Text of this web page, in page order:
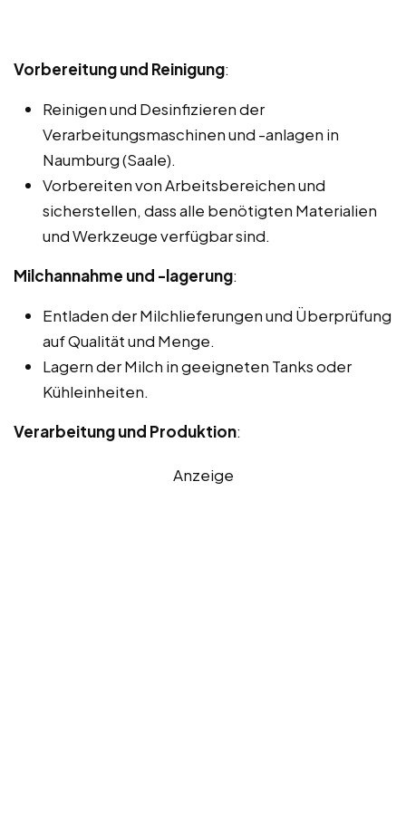
Vorbereitung und Reinigung:
Reinigen und Desinfizieren der
Verarbeitungsmaschinen und -anlagen in
Naumburg (Saale).
Vorbereiten von Arbeitsbereichen und
sicherstellen, dass alle benötigten Materialien
und Werkzeuge verfügbar sind.
Milchannahme und -lagerung:
Entladen der Milchlieferungen und Überprüfung
auf Qualität und Menge.
Lagern der Milch in geeigneten Tanks oder
Kühleinheiten.
Verarbeitung und Produktion:
Anzeige